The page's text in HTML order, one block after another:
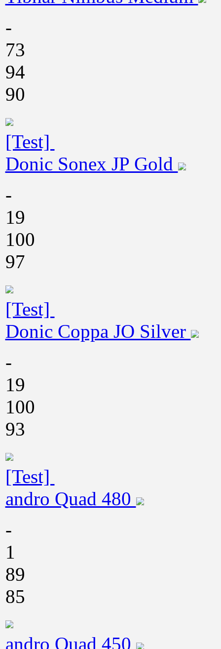
-
73
94
90
[Test]
Donic Sonex JP Gold
-
19
100
97
[Test]
Donic Coppa JO Silver
-
19
100
93
[Test]
andro Quad 480
-
1
89
85
andro Quad 450